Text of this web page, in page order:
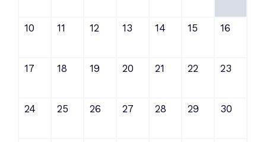
10 11 12 13 14 15 16
17 18 19 20 21 22 23
24 25 26 27 28 29 30